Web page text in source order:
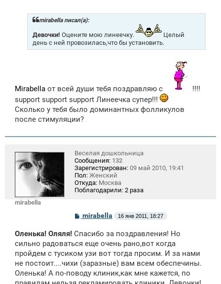
б
щ
н
и
е
mirabella писал(а):
Девочки! Оцените мою линеечку.
Целый
день с ней провозилась,что бы установить.
Mirabella от всей души тебя поздравляю с
!!!!
support support support Линеечка супер!!!
Сколько у тебя было доминантных фолликулов
после стимуляции?
mirabella
Веселая дошкольница
Сообщения: 132
Зарегистрирован: 09 май 2010, 19:41
Пол: Женский
Откуда: Москва
Поблагодарили: 2 раза
С
б
щ
н
и
mirabella 16 янв 2011, 18:27
Оленька! Оляля! Спасибо за поздравления! Но
сильно радоваться еще очень рано,вот когда
пройдем с тусиком узи вот тогда просим. И за нами
не постоит....чихи (заразные) вам всем обеспечины.
Оленька! А по-поводу клиник,как мне кажется, по